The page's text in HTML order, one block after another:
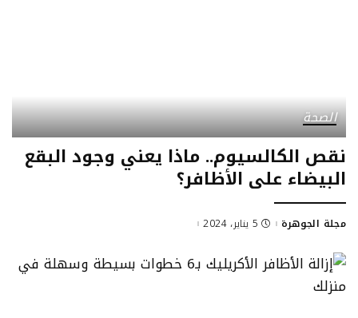
الصحة
نقص الكالسيوم.. ماذا يعني وجود البقع
البيضاء على الأظافر؟
Posted
مجلة الجوهرة 5 يناير، 2024